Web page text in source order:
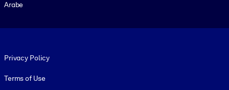
Arabe
Privacy Policy
Terms of Use